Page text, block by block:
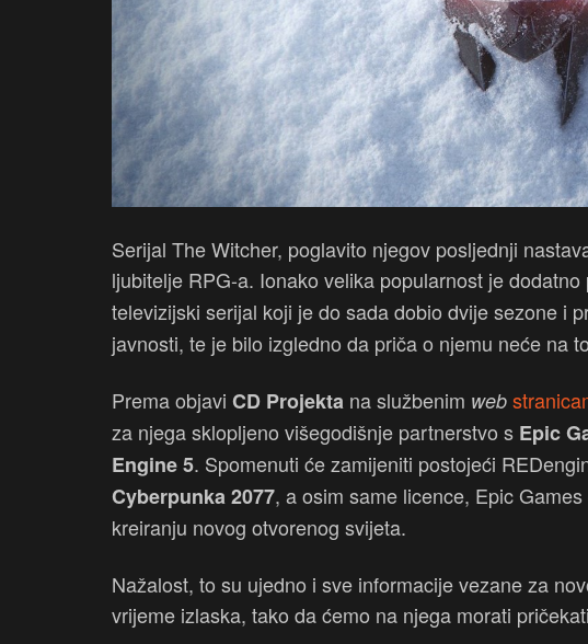
Serijal The Witcher, poglavito njegov posljednji
ljubitelje RPG-a. Ionako velika popularnost je
televizijski serijal koji je do sada dobio dvije sezone i
javnosti, te je bilo izgledno da priča o njemu neće na
Prema objavi CD Projekta na službenim web
za njega sklopljeno višegodišnje partnerstvo s Epic
Engine 5. Spomenuti će zamijeniti postojeći
Cyberpunka 2077, a osim same licence, Epic
kreiranju novog otvorenog svijeta.
Nažalost, to su ujedno i sve informacije vezane za
vrijeme izlaska, tako da ćemo na njega morati